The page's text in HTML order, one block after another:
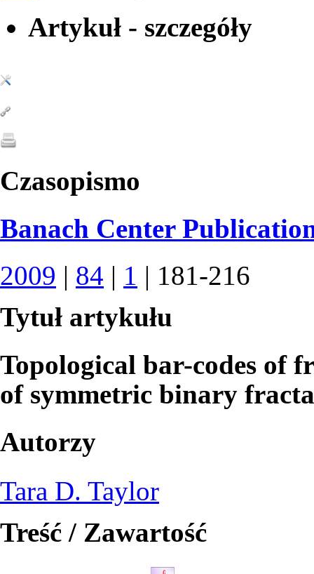
Artykuł - szczegóły
Czasopismo
Banach Center
2009 | 84 | 1 | 181-216
Tytuł artykułu
Topological bar-codes of
of symmetric binary
Autorzy
Tara D. Taylor
Treść / Zawartość